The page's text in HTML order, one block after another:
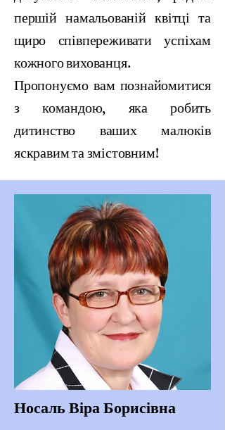
першій намальованій квітці та
щиро співпереживати успіхам
кожного вихованця.
Пропонуємо вам познайомитися
з командою, яка робить
дитинство ваших малюків
яскравим та змістовним!
Носаль Віра Борисівна